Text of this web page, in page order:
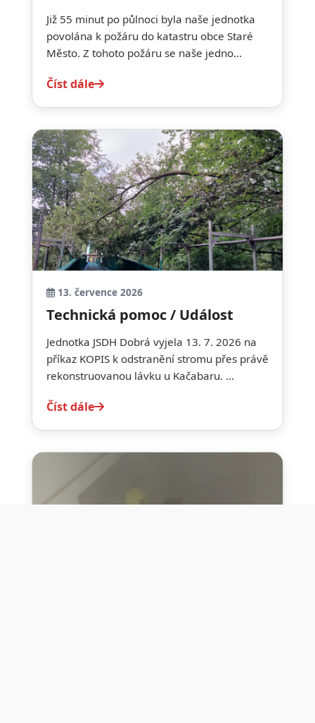
Již 55 minut po půlnoci byla naše jednotka
povolána k požáru do katastru obce Staré
Město. Z tohoto požáru se naše jedno...
Číst dále
13. července 2026
Technická pomoc / Událost
Jednotka JSDH Dobrá vyjela 13. 7. 2026 na
příkaz KOPIS k odstranění stromu přes právě
rekonstruovanou lávku u Kačabaru. ...
Číst dále